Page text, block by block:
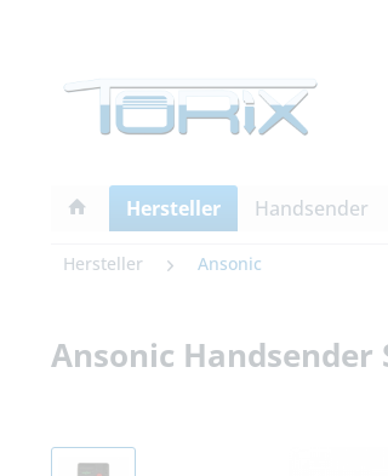
Hersteller Handsender
Hersteller Ansonic
Ansonic Handsender